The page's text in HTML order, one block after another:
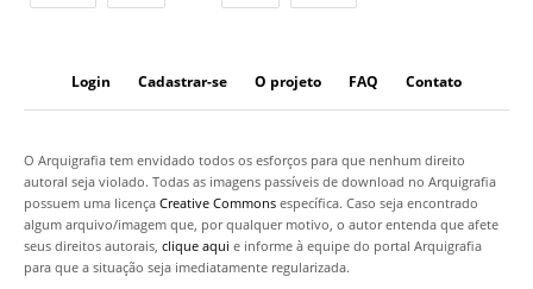
Login Cadastrar-se O projeto FAQ Contato
O Arquigrafia tem envidado todos os esforços para que nenhum direito
autoral seja violado. Todas as imagens passíveis de download no Arquigrafia
possuem uma licença Creative Commons específica. Caso seja encontrado
algum arquivo/imagem que, por qualquer motivo, o autor entenda que afete
seus direitos autorais, clique aqui e informe à equipe do portal Arquigrafia
para que a situação seja imediatamente regularizada.